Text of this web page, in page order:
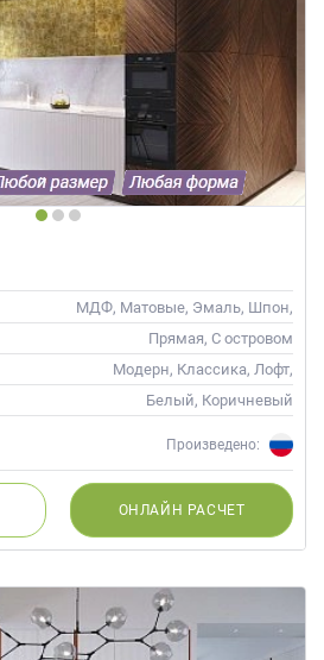
МДФ, Матовые, Эмаль, Шпон,
Глянцевые
Прямая, С островом
Модерн, Классика, Лофт,
Скандинавский, Неоклассика,
Современные
Белый, Коричневый
Произведено:
ОНЛАЙН РАСЧЕТ